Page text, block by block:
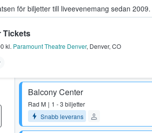
för biljetter till liveevenemang sedan 2009.
köper och säljer biljetter.
Tickets
kl. Paramount Theatre Denver, Denver, CO
Balcony Center
Rad M
1 - 3 biljetter
Snabb leverans